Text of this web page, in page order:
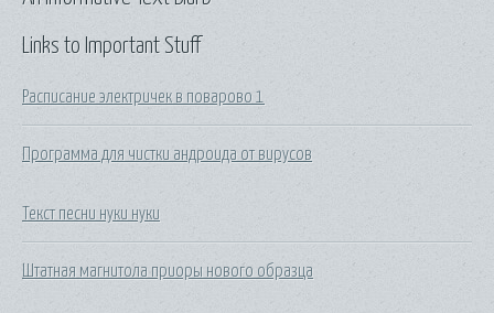
Links to Important Stuff
Расписание электричек в поварово 1
Программа для чистки андроида от вирусов
Текст песни нуки нуки
Штатная магнитола приоры нового образца